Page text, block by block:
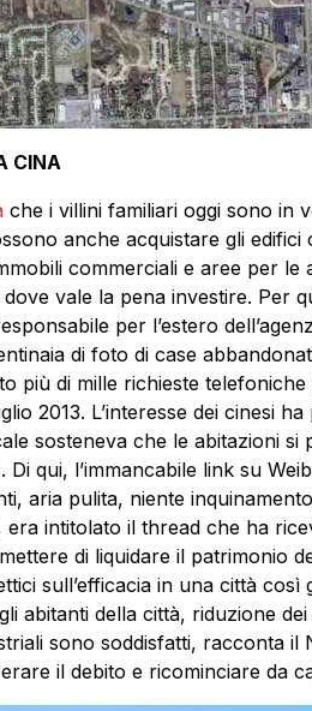
CINA
che i villini familiari oggi sono in
anche acquistare gli edifici
commerciali e aree per
vale la pena investire. Per
per l’estero
di foto di case
più di mille richieste
2013. L’interesse dei cinesi
sosteneva che le abitazioni
Di qui, l’immancabile link su
aria pulita, niente
era intitolato il thread che ha
di liquidare il patrimonio
sull’efficacia in una città
abitanti della città, riduzione
sono soddisfatti, racconta
il debito e ricominciare da